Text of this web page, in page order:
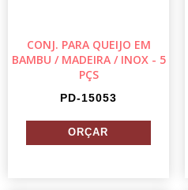
CONJ. PARA QUEIJO EM
BAMBU / MADEIRA / INOX - 5
PÇS
PD-15053